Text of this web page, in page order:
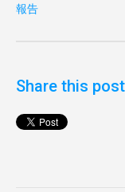
報告
Share this